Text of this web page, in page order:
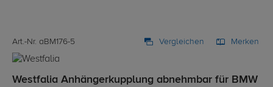
Art.-Nr. aBM176-5 Vergleichen Merken
Westfalia Anhängerkupplung abnehmbar für BMW